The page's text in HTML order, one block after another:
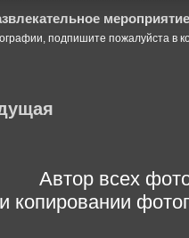
подпишите пожалуйста в
Автор всех
копировании